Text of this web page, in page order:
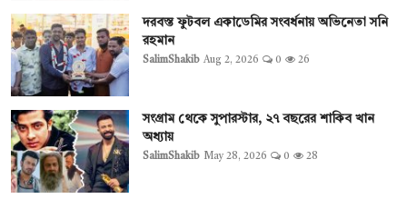
দরবস্ত ফুটবল একাডেমির সংবর্ধনায় অভিনেতা সনি
রহমান
SalimShakib Aug 2, 2026 0 26
সংগ্রাম থেকে সুপারস্টার, ২৭ বছরের শাকিব খান
অধ্যায়
SalimShakib May 28, 2026 0 28